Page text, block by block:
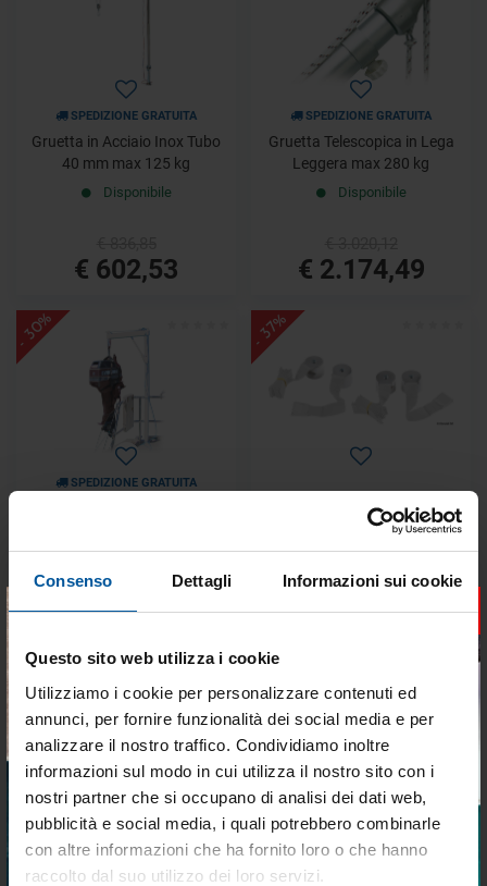
Tieniti aggiornato sulle
migliori occasioni per la tua
×
Consenso Dettagli Informazioni sui cookie
Questo sito web utilizza i cookie
Utilizziamo i cookie per personalizzare contenuti ed
annunci, per fornire funzionalità dei social media e per
analizzare il nostro traffico. Condividiamo inoltre
informazioni sul modo in cui utilizza il nostro sito con i
nostri partner che si occupano di analisi dei dati web,
pubblicità e social media, i quali potrebbero combinarle
con altre informazioni che ha fornito loro o che hanno
raccolto dal suo utilizzo dei loro servizi.
SPEDIZIONE GRATUITA
Gruetta in Acciaio Inox Tubo
40 mm max 125 kg
Disponibile
€ 602,53
SPEDIZIONE GRATUITA
Gruetta Telescopica in Lega
Leggera max 280 kg
Disponibile
€ 2.174,49
- 30%
SPEDIZIONE GRATUITA
Disponibile
€ 664,16
- 37%
Kit Cinghie Porta Sup e Porta
Passerella
Disponibile
€ 117,18
- 13%
SPEDIZIONE GRATUITA
T-Top in Lega Leggera
- 13%
SPEDIZIONE GRATUITA
T-TOP professionale in lega